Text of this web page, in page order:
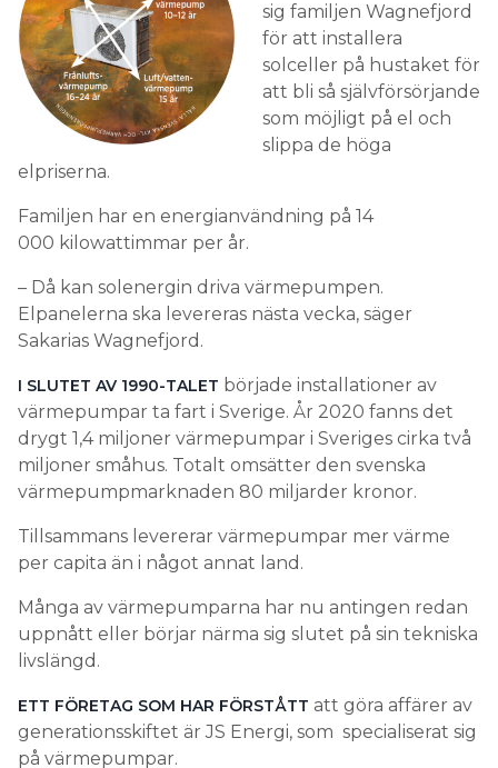
sig familjen Wagnefjord
för att installera
solceller på hustaket för
att bli så självförsörjande
som möjligt på el och
slippa de höga
elpriserna.
Familjen har en energianvändning på 14
000 kilowattimmar per år.
– Då kan solenergin driva värmepumpen.
Elpanelerna ska levereras nästa vecka, säger
Sakarias Wagnefjord.
I SLUTET AV 1990-TALET började installationer av
värmepumpar ta fart i Sverige. År 2020 fanns det
drygt 1,4 miljoner värmepumpar i Sveriges cirka två
miljoner småhus. Totalt omsätter den svenska
värmepumpmarknaden 80 miljarder kronor.
Tillsammans levererar värmepumpar mer värme
per capita än i något annat land.
Många av värmepumparna har nu antingen redan
uppnått eller börjar närma sig slutet på sin tekniska
livslängd.
ETT FÖRETAG SOM HAR FÖRSTÅTT att göra affärer av
generationsskiftet är JS Energi, som specialiserat sig
på värmepumpar.